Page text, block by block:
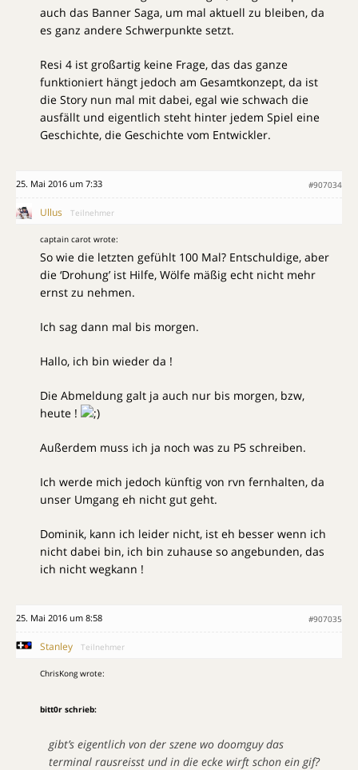
auch das Banner Saga, um mal aktuell zu bleiben, da
es ganz andere Schwerpunkte setzt.
Resi 4 ist großartig keine Frage, das das ganze
funktioniert hängt jedoch am Gesamtkonzept, da ist
die Story nun mal mit dabei, egal wie schwach die
ausfällt und eigentlich steht hinter jedem Spiel eine
Geschichte, die Geschichte vom Entwickler.
25. Mai 2016 um 7:33 #907034
Ullus Teilnehmer
captain carot wrote:
So wie die letzten gefühlt 100 Mal? Entschuldige, aber
die ‘Drohung’ ist Hilfe, Wölfe mäßig echt nicht mehr
ernst zu nehmen.
Ich sag dann mal bis morgen.
Hallo, ich bin wieder da !
Die Abmeldung galt ja auch nur bis morgen, bzw,
heute !
Außerdem muss ich ja noch was zu P5 schreiben.
Ich werde mich jedoch künftig von rvn fernhalten, da
unser Umgang eh nicht gut geht.
Dominik, kann ich leider nicht, ist eh besser wenn ich
nicht dabei bin, ich bin zuhause so angebunden, das
ich nicht wegkann !
25. Mai 2016 um 8:58 #907035
Stanley Teilnehmer
ChrisKong wrote:
bitt0r schrieb:
gibt’s eigentlich von der szene wo doomguy das
terminal rausreisst und in die ecke wirft schon ein gif?